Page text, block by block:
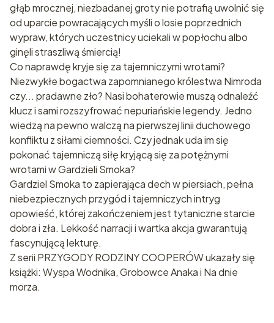
głąb mrocznej, niezbadanej groty nie potrafią uwolnić się
od uparcie powracających myśli o losie poprzednich
wypraw, których uczestnicy uciekali w popłochu albo
ginęli straszliwą śmiercią!
Co naprawdę kryje się za tajemniczymi wrotami?
Niezwykłe bogactwa zapomnianego królestwa Nimroda
czy... pradawne zło? Nasi bohaterowie muszą odnaleźć
klucz i sami rozszyfrować nepuriańskie legendy. Jedno
wiedzą na pewno walczą na pierwszej linii duchowego
konfliktu z siłami ciemności. Czy jednak uda im się
pokonać tajemniczą siłę kryjącą się za potężnymi
wrotami w Gardzieli Smoka?
Gardziel Smoka to zapierająca dech w piersiach, pełna
niebezpiecznych przygód i tajemniczych intryg
opowieść, której zakończeniem jest tytaniczne starcie
dobra i zła. Lekkość narracji i wartka akcja gwarantują
fascynującą lekturę.
Z serii PRZYGODY RODZINY COOPERÓW ukazały się
książki: Wyspa Wodnika, Grobowce Anaka i Na dnie
morza.